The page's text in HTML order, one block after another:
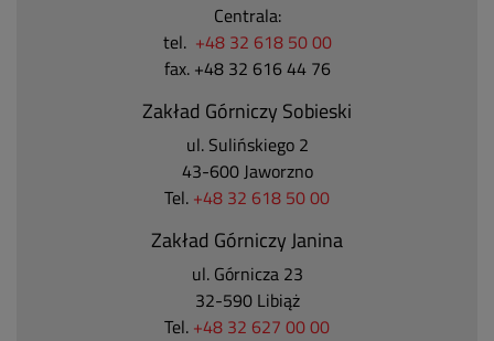
Centrala:
tel. +48 32 618 50 00
fax. +48 32 616 44 76
Zakład Górniczy Sobieski
ul. Sulińskiego 2
43-600 Jaworzno
Tel. +48 32 618 50 00
Zakład Górniczy Janina
ul. Górnicza 23
32-590 Libiąż
Tel. +48 32 627 00 00